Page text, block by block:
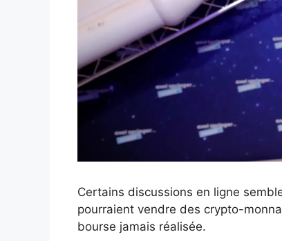
Certains discussions en ligne
pourraient vendre des crypto-
bourse jamais réalisée.